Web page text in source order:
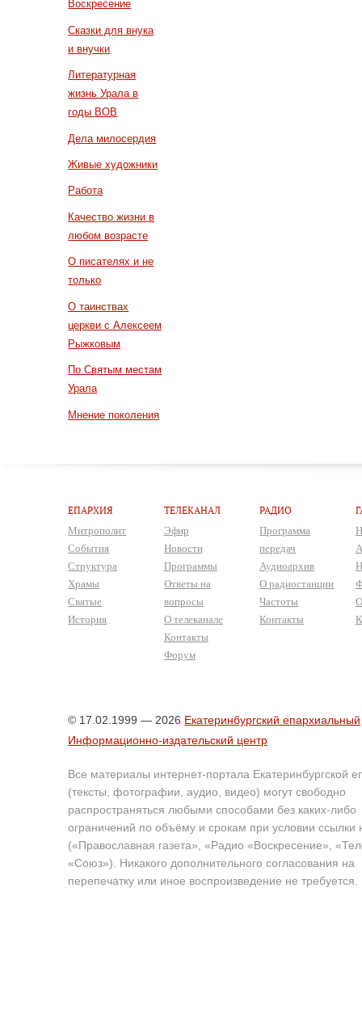
Воскресение
Сказки для внука
и внучки
Литературная
жизнь Урала в
годы ВОВ
Дела милосердия
Живые художники
Работа
Качество жизни в
любом возрасте
О писателях и не
только
О таинствах
церкви с Алексеем
Рыжковым
По Святым местам
Урала
Мнение поколения
ЕПАРХИЯ
Митрополит
События
Структура
Храмы
Святые
История
ТЕЛЕКАНАЛ
Эфир
Новости
Программы
Ответы на
вопросы
О телеканале
Контакты
Форум
РАДИО
Программа
передач
Аудиоархив
О радиостанции
Частоты
Контакты
© 17.02.1999 — 2026 Екатеринбургский епархиальный
Информационно-издательский центр
Все материалы интернет-портала Екатеринбургской
(тексты, фотографии, аудио, видео) могут свободно
распространяться любыми способами без каких-либо
ограничений по объёму и срокам при условии ссылки
(«Православная газета», «Радио «Воскресение»,
«Союз»). Никакого дополнительного согласования на
перепечатку или иное воспроизведение не требуется.